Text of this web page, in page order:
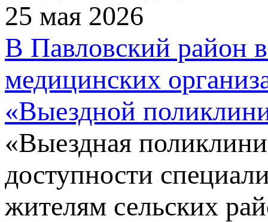
25 мая 2026
В Павловский район
медицинских
«Выездной
«Выездная
доступности
жителям сельских